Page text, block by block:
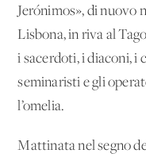
Jerónimos», di nuovo
Lisbona, in riva al
i sacerdoti, i diaconi, i
seminaristi e gli
l’omelia.
Mattinata nel segno